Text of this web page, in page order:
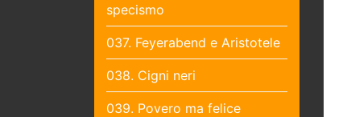
specismo
037. Feyerabend e Aristotele
038. Cigni neri
039. Povero ma felice